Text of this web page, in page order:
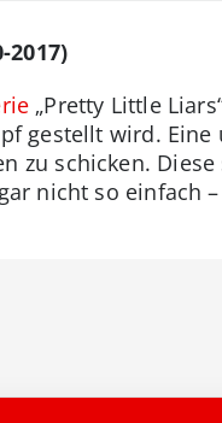
„Pretty Little
gestellt wird.
zu schicken.
nicht so einfach